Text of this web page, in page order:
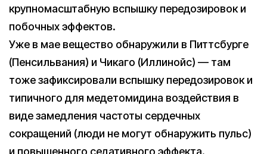
крупномасштабную вспышку передозировок и
побочных эффектов.
Уже в мае вещество обнаружили в Питтсбурге
(Пенсильвания) и Чикаго (Иллинойс) — там
тоже зафиксировали вспышку передозировок и
типичного для медетомидина воздействия в
виде замедления частоты сердечных
сокращений (люди не могут обнаружить пульс)